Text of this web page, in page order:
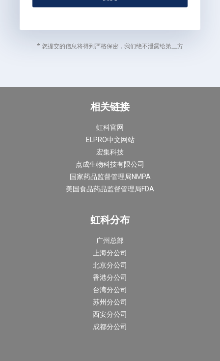
* 您提交的信息将得到严格保密，我们绝不泄露给第三方
相关链接
虹科官网
ELPRO中文网站
宏集科技
点成生物科技有限公司
国家药品监督管理局NMPA
美国食品药品监督管理局FDA
虹科分布
广州总部
上海分公司
北京分公司
香港分公司
台湾分公司
苏州分公司
西安分公司
成都分公司